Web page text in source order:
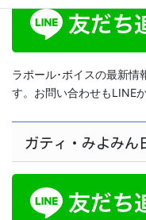
ラポール･ボイスの最新情
す。お問い合わせもLINE
ガティ・みよみん